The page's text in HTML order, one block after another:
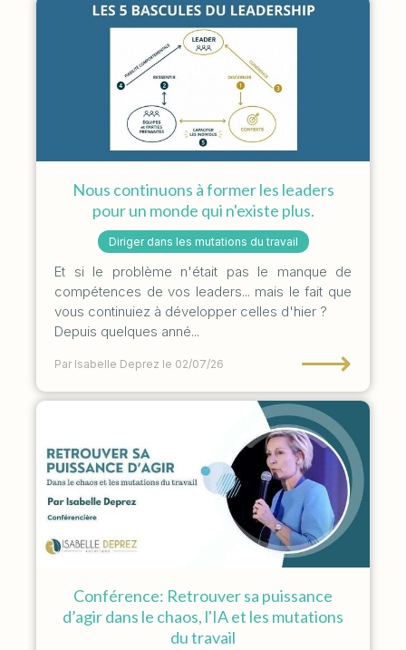
Nous continuons à former les leaders
pour un monde qui n'existe plus.
Diriger dans les mutations du travail
Et si le problème n'était pas le manque de
compétences de vos leaders... mais le fait que
vous continuiez à développer celles d'hier ?
Depuis quelques anné...
Par Isabelle Deprez le 02/07/26 ⟶
Conférence: Retrouver sa puissance
d’agir dans le chaos, l'IA et les mutations
du travail